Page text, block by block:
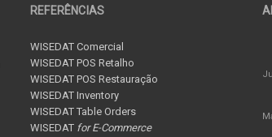
REFERÊNCIAS
WISEDAT Comercial
WISEDAT POS Retalho
WISEDAT POS Restauração
WISEDAT Inventory
WISEDAT Table Orders
WISEDAT for E-Commerce